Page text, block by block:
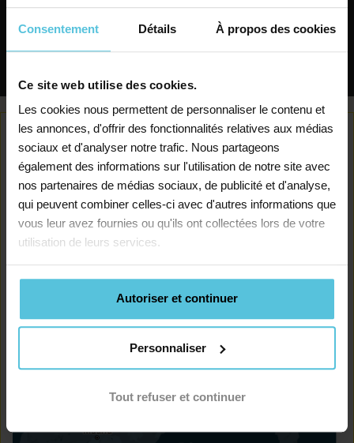
Consentement Détails À propos des cookies
Ce site web utilise des cookies.
Les cookies nous permettent de personnaliser le contenu et
les annonces, d'offrir des fonctionnalités relatives aux médias
sociaux et d'analyser notre trafic. Nous partageons
également des informations sur l'utilisation de notre site avec
nos partenaires de médias sociaux, de publicité et d'analyse,
qui peuvent combiner celles-ci avec d'autres informations que
vous leur avez fournies ou qu'ils ont collectées lors de votre
utilisation de leurs services.
Autoriser et continuer
Personnaliser
Tout refuser et continuer
échanges réguliers
pour m’assurer que les cours
répondent bien à vos objectifs.
à Villecresnes